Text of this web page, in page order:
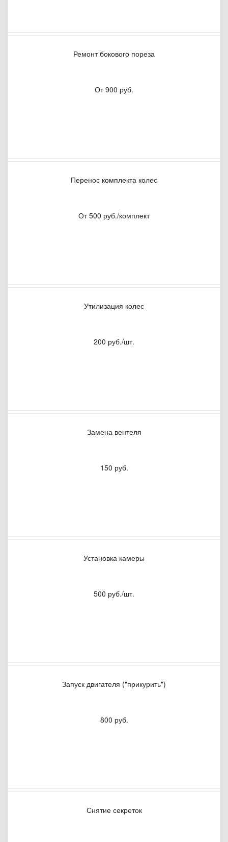
Ремонт бокового пореза
От 900 руб.
Перенос комплекта колес
От 500 руб./комплект
Утилизация колес
200 руб./шт.
Замена вентеля
150 руб.
Установка камеры
500 руб./шт.
Запуск двигателя ("прикурить")
800 руб.
Снятие секреток